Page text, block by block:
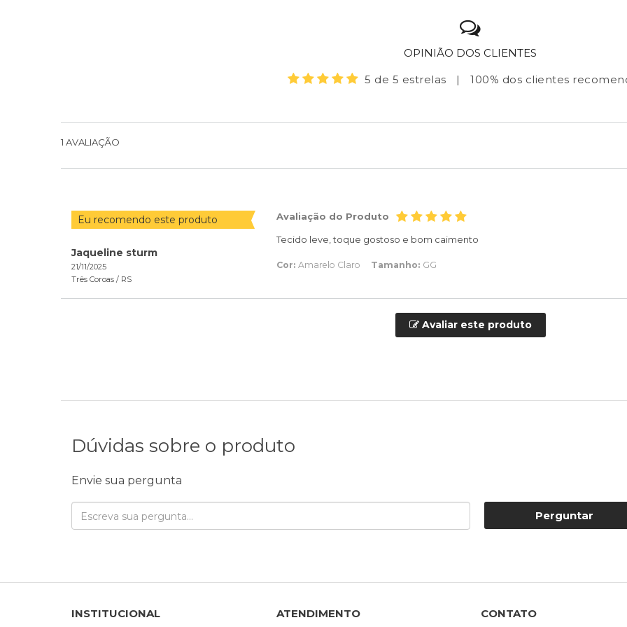
OPINIÃO DOS CLIENTES
5 de 5 estrelas
| 100% dos clientes
1 AVALIAÇÃO
Eu recomendo este produto
Jaqueline sturm
21/11/2025
Três Coroas / RS
Avaliação do Produto
Tecido leve, toque gostoso e bom caimento
Cor: Amarelo Claro Tamanho: GG
Avaliar este produto
Dúvidas sobre o produto
Envie sua pergunta
Perguntar
INSTITUCIONAL ATENDIMENTO CONTATO